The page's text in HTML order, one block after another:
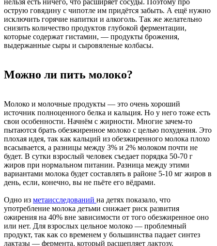
нельзя есть ничего, что расширяет сосуды. Поэтому про
острую говядину с чипотле им придётся забыть. А ещё нужно
исключить горячие напитки и алкоголь. Так же желательно
снизить количество продуктов глубокой ферментации,
которые содержат гистамин, — продукты брожения,
выдержанные сыры и сыровяленые колбасы.
Можно ли пить молоко?
Молоко и молочные продукты — это очень хороший
источник полноценного белка и кальция. Но у него тоже есть
свои особенности. Начнём с жирности. Многие зачем-то
пытаются брать обезжиренное молоко с целью похудения. Это
плохая идея, так как кальций из обезжиренного молока плохо
всасывается, а разницы между 3% и 2% молоком почти не
будет. В сутки взрослый человек съедает порядка 50-70 г
жиров при нормальном питании. Разница между этими
вариантами молока будет составлять в районе 5-10 мг жиров в
день, если, конечно, вы не пьёте его вёдрами.
Одно из метаисследований на детях показало, что
употребление молока детьми снижает риск развития
ожирения на 40% вне зависимости от того обезжиренное оно
или нет. Для взрослых цельное молоко — проблемный
продукт, так как со временем у большинства падает синтез
лактазы — фермента, который расщепляет лактозу,